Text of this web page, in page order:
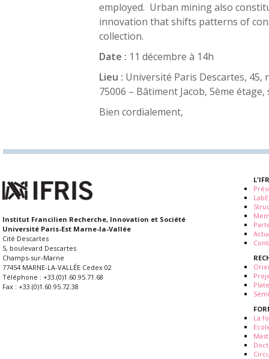
employed. Urban mining also
innovation that shifts patterns of
collection.
Date : 11 décembre à 14h
Lieu : Université Paris Descartes, 45,
75006 – Bâtiment Jacob, 5ème étage,
Bien cordialement,
Institut Francilien Recherche, Innovation et Société
Université Paris-Est Marne-la-Vallée
Cité Descartes
5, boulevard Descartes
Champs-sur-Marne
77454 MARNE-LA-VALLÉE Cedex 02
Téléphone : +33.(0)1.60.95.71.68
Fax : +33.(0)1.60.95.72.38
La